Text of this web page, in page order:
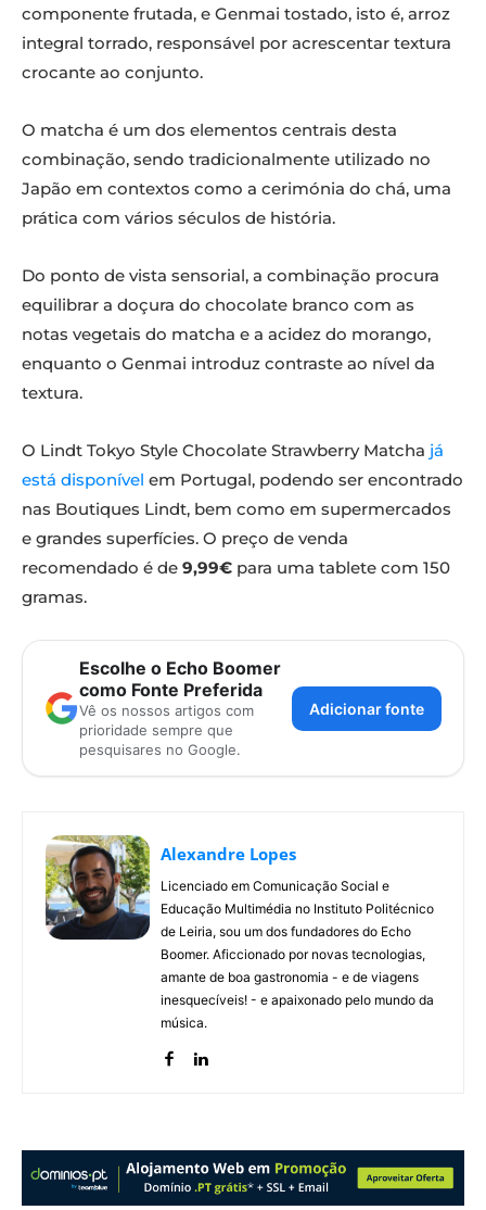
componente frutada, e Genmai tostado, isto é, arroz
integral torrado, responsável por acrescentar textura
crocante ao conjunto.
O matcha é um dos elementos centrais desta
combinação, sendo tradicionalmente utilizado no
Japão em contextos como a cerimónia do chá, uma
prática com vários séculos de história.
Do ponto de vista sensorial, a combinação procura
equilibrar a doçura do chocolate branco com as
notas vegetais do matcha e a acidez do morango,
enquanto o Genmai introduz contraste ao nível da
textura.
O Lindt Tokyo Style Chocolate Strawberry Matcha já
está disponível em Portugal, podendo ser encontrado
nas Boutiques Lindt, bem como em supermercados
e grandes superfícies. O preço de venda
recomendado é de 9,99€ para uma tablete com 150
gramas.
Escolhe o Echo Boomer
como Fonte Preferida
Vê os nossos artigos com
prioridade sempre que
pesquisares no Google.
Adicionar fonte
Alexandre Lopes
Licenciado em Comunicação Social e
Educação Multimédia no Instituto Politécnico
de Leiria, sou um dos fundadores do Echo
Boomer. Aficcionado por novas tecnologias,
amante de boa gastronomia - e de viagens
inesquecíveis! - e apaixonado pelo mundo da
música.